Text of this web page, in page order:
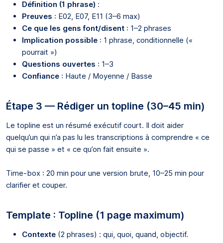
Définition (1 phrase) :
Preuves : E02, E07, E11 (3–6 max)
Ce que les gens font/disent : 1–2 phrases
Implication possible : 1 phrase, conditionnelle («
pourrait »)
Questions ouvertes : 1–3
Confiance : Haute / Moyenne / Basse
Étape 3 — Rédiger un topline (30–45 min)
Le topline est un résumé exécutif court. Il doit aider
quelqu’un qui n’a pas lu les transcriptions à comprendre « ce
qui se passe » et « ce qu’on fait ensuite ».
Time-box : 20 min pour une version brute, 10–25 min pour
clarifier et couper.
Template : Topline (1 page maximum)
Contexte (2 phrases) : qui, quoi, quand, objectif.